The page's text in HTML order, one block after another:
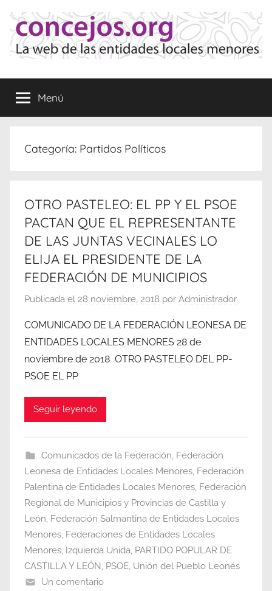
contenido
Concejos
de
las
Locales
Menú
Categoría: Partidos Políticos
OTRO PASTELEO: EL PP Y EL PSOE
PACTAN QUE EL REPRESENTANTE
DE LAS JUNTAS VECINALES LO
ELIJA EL PRESIDENTE DE LA
FEDERACIÓN DE MUNICIPIOS
Publicada el 28 noviembre, 2018 por Administrador
COMUNICADO DE LA FEDERACIÓN LEONESA DE
ENTIDADES LOCALES MENORES 28 de
noviembre de 2018 OTRO PASTELEO DEL PP-
PSOE EL PP
Seguir leyendo
Comunicados de la Federación, Federación
Leonesa de Entidades Locales Menores, Federación
Palentina de Entidades Locales Menores, Federación
Regional de Municipios y Provincias de Castilla y
León, Federación Salmantina de Entidades Locales
Menores, Federaciones de Entidades Locales
Menores, Izquierda Unida, PARTIDO POPULAR DE
CASTILLA Y LEÓN, PSOE, Unión del Pueblo Leonés
Un comentario